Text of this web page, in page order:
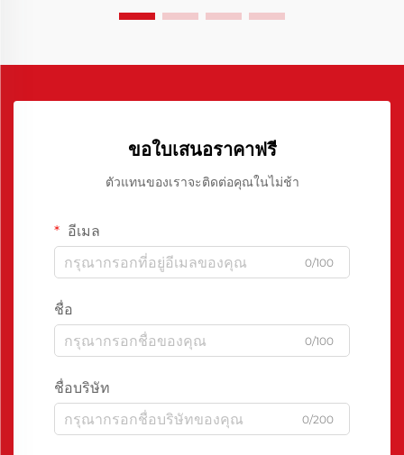
ขอใบเสนอราคาฟรี
ตัวแทนของเราจะติดต่อคุณในไม่ช้า
อีเมล
0/100
ชื่อ
0/100
ชื่อบริษัท
0/200